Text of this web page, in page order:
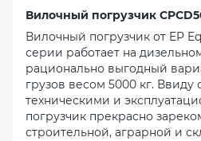
Вилочный погрузчик
Вилочный погрузчик от EP
серии работает на
рационально выгодный
грузов весом 5000 кг. Ввиду
техническими и
погрузчик прекрасно
строительной, аграрной и